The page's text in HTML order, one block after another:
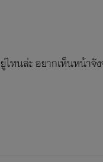
หนล่ะ อยากเห็นหน้า